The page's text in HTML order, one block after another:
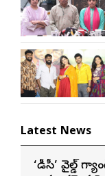
Latest News
‘డీసీ’ వైల్డ్